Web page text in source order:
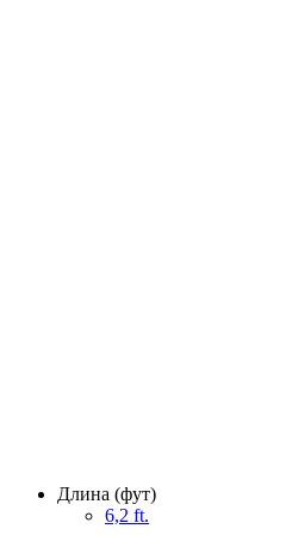
Длина (фут)
6,2 ft.